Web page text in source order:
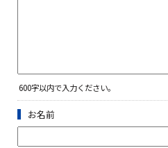
600字以内で入力ください。
お名前